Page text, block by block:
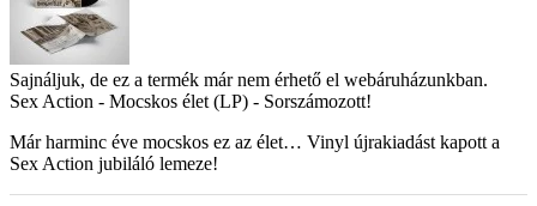
Sajnáljuk, de ez a termék már nem érhető el webáruházunkban.
Sex Action - Mocskos élet (LP) - Sorszámozott!
Már harminc éve mocskos ez az élet… Vinyl újrakiadást kapott a
Sex Action jubiláló lemeze!